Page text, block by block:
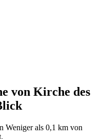
von Kirche des
als 0,1 km von